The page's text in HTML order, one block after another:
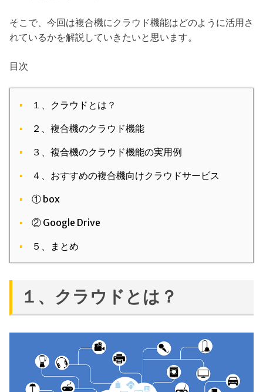
そこで、今回は複合機にクラウド機能はどのように活用さ
れているかを解説していきたいと思います。
目次
１、クラウドとは？
２、複合機のクラウド機能
３、複合機のクラウド機能の実用例
４、おすすめの複合機向けクラウドサービス
① box
② Google Drive
５、まとめ
１、クラウドとは？